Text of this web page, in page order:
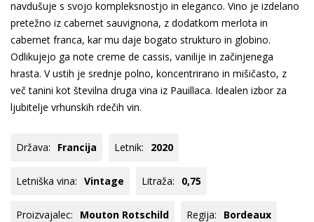
navdušuje s svojo kompleksnostjo in eleganco. Vino je izdelano
pretežno iz cabernet sauvignona, z dodatkom merlota in
cabernet franca, kar mu daje bogato strukturo in globino.
Odlikujejo ga note creme de cassis, vanilije in začinjenega
hrasta. V ustih je srednje polno, koncentrirano in mišičasto, z
več tanini kot številna druga vina iz Pauillaca. Idealen izbor za
ljubitelje vrhunskih rdečih vin.
Država: Francija Letnik: 2020
Letniška vina: Vintage Litraža: 0,75
Proizvajalec: Mouton Rotschild Regija: Bordeaux